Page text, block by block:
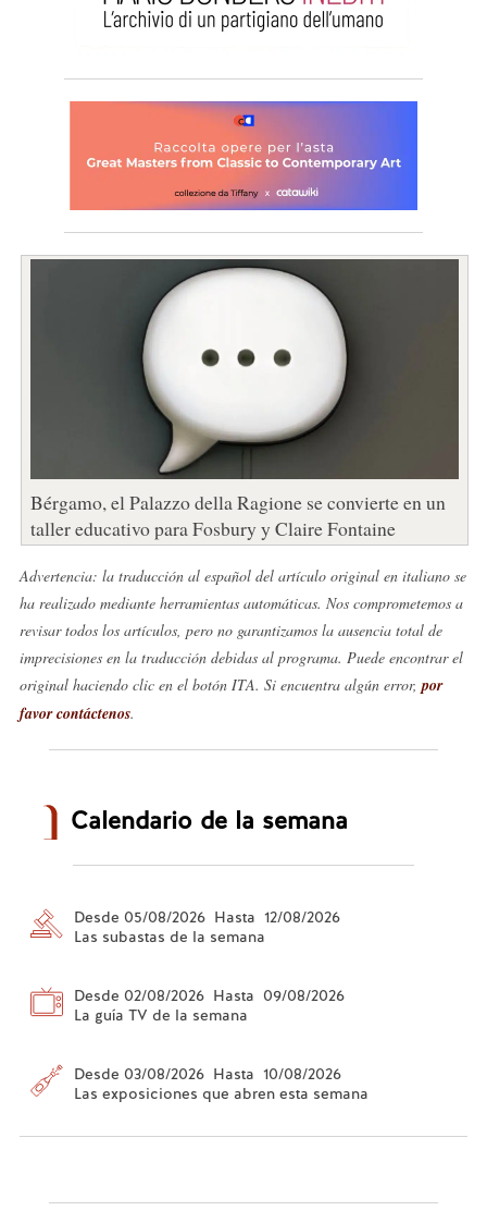
Bérgamo, el Palazzo della Ragione se convierte en un
taller educativo para Fosbury y Claire Fontaine
Advertencia: la traducción al español del artículo original en italiano se
ha realizado mediante herramientas automáticas. Nos comprometemos a
revisar todos los artículos, pero no garantizamos la ausencia total de
imprecisiones en la traducción debidas al programa. Puede encontrar el
original haciendo clic en el botón ITA. Si encuentra algún error, por
favor contáctenos.
Calendario de la semana
Desde 05/08/2026 Hasta 12/08/2026
Las subastas de la semana
Desde 02/08/2026 Hasta 09/08/2026
La guía TV de la semana
Desde 03/08/2026 Hasta 10/08/2026
Las exposiciones que abren esta semana